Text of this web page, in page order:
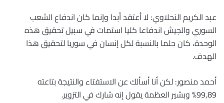
عبد الكريم النحلاوي: لا أعتقد أبدا وإنما كان اندفاع الشعب
السوري والجيش اندفاعا كليا استمات في سبيل تحقيق هذه
الوحدة، كان حلما بالنسبة لكل إنسان في سوريا لتحقيق هذا
الهدف.
أحمد منصور: لكن أنا أسألك عن الاستفتاء والنتيجة بتاعته
99,89% وبشير العظمة يقول إنه شارك في التزوير.